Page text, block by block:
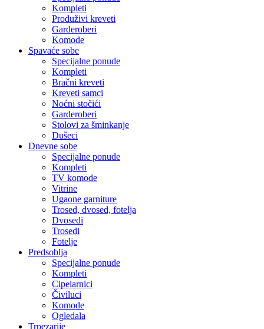
Kompleti
Produživi kreveti
Garderoberi
Komode
Spavaće sobe
Specijalne ponude
Kompleti
Bračni kreveti
Kreveti samci
Noćni stočići
Garderoberi
Stolovi za šminkanje
Dušeci
Dnevne sobe
Specijalne ponude
Kompleti
TV komode
Vitrine
Ugaone garniture
Trosed, dvosed, fotelja
Dvosedi
Trosedi
Fotelje
Predsoblja
Specijalne ponude
Kompleti
Cipelarnici
Čiviluci
Komode
Ogledala
Trpezarije